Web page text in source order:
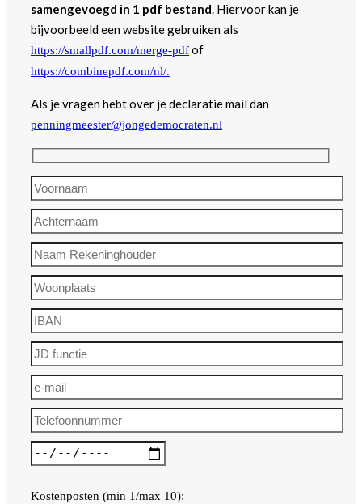
samengevoegd in 1 pdf bestand. Hiervoor kan je
bijvoorbeeld een website gebruiken als
https://smallpdf.com/merge-pdfof
https://combinepdf.com/nl/.
Als je vragen hebt over je declaratie mail dan
penningmeester@jongedemocraten.nl
Kostenposten (min 1/max 10):